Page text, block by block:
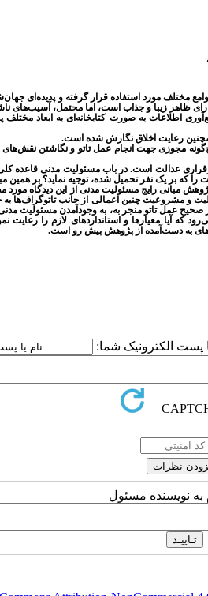
مختلف مورد استفاده قرار گرفته و پدیده‌ای
ظاهر زیبا و جذاب است، اما محتمل، آسیب‌های
اطلاعات به صورت کتابخانه‌ای به ابعاد
رعایت اخلاق نگارش شده است.
مجوزی جهت انجام عمل تاتو و نگاشتن
عدالت است. در باب مسئولیت مدنی قاعده
را که بر یک نفر تحمیل شده، توجیه نماید؟ بر همین
مبانی رایج مسئولیت مدنی از این دیدگاه مورد
و مشروعیت چنین اعمالی از جانب تاتوگراف‌ها
صحیح عمل تاتو منجر به، به وجودآمدن مسئولیت
که آیا معیارها و استانداردهای لازم را رعایت
به دست‌آمده از پژوهش پیش رو است.
پست الکترونیک شما:
به نویسنده مسئول